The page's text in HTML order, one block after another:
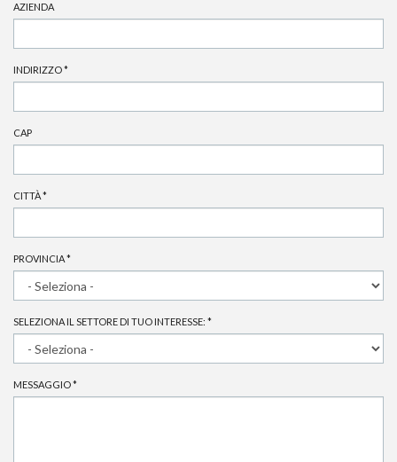
AZIENDA
INDIRIZZO*
CAP
CITTÀ*
PROVINCIA*
SELEZIONA IL SETTORE DI TUO INTERESSE: *
MESSAGGIO*